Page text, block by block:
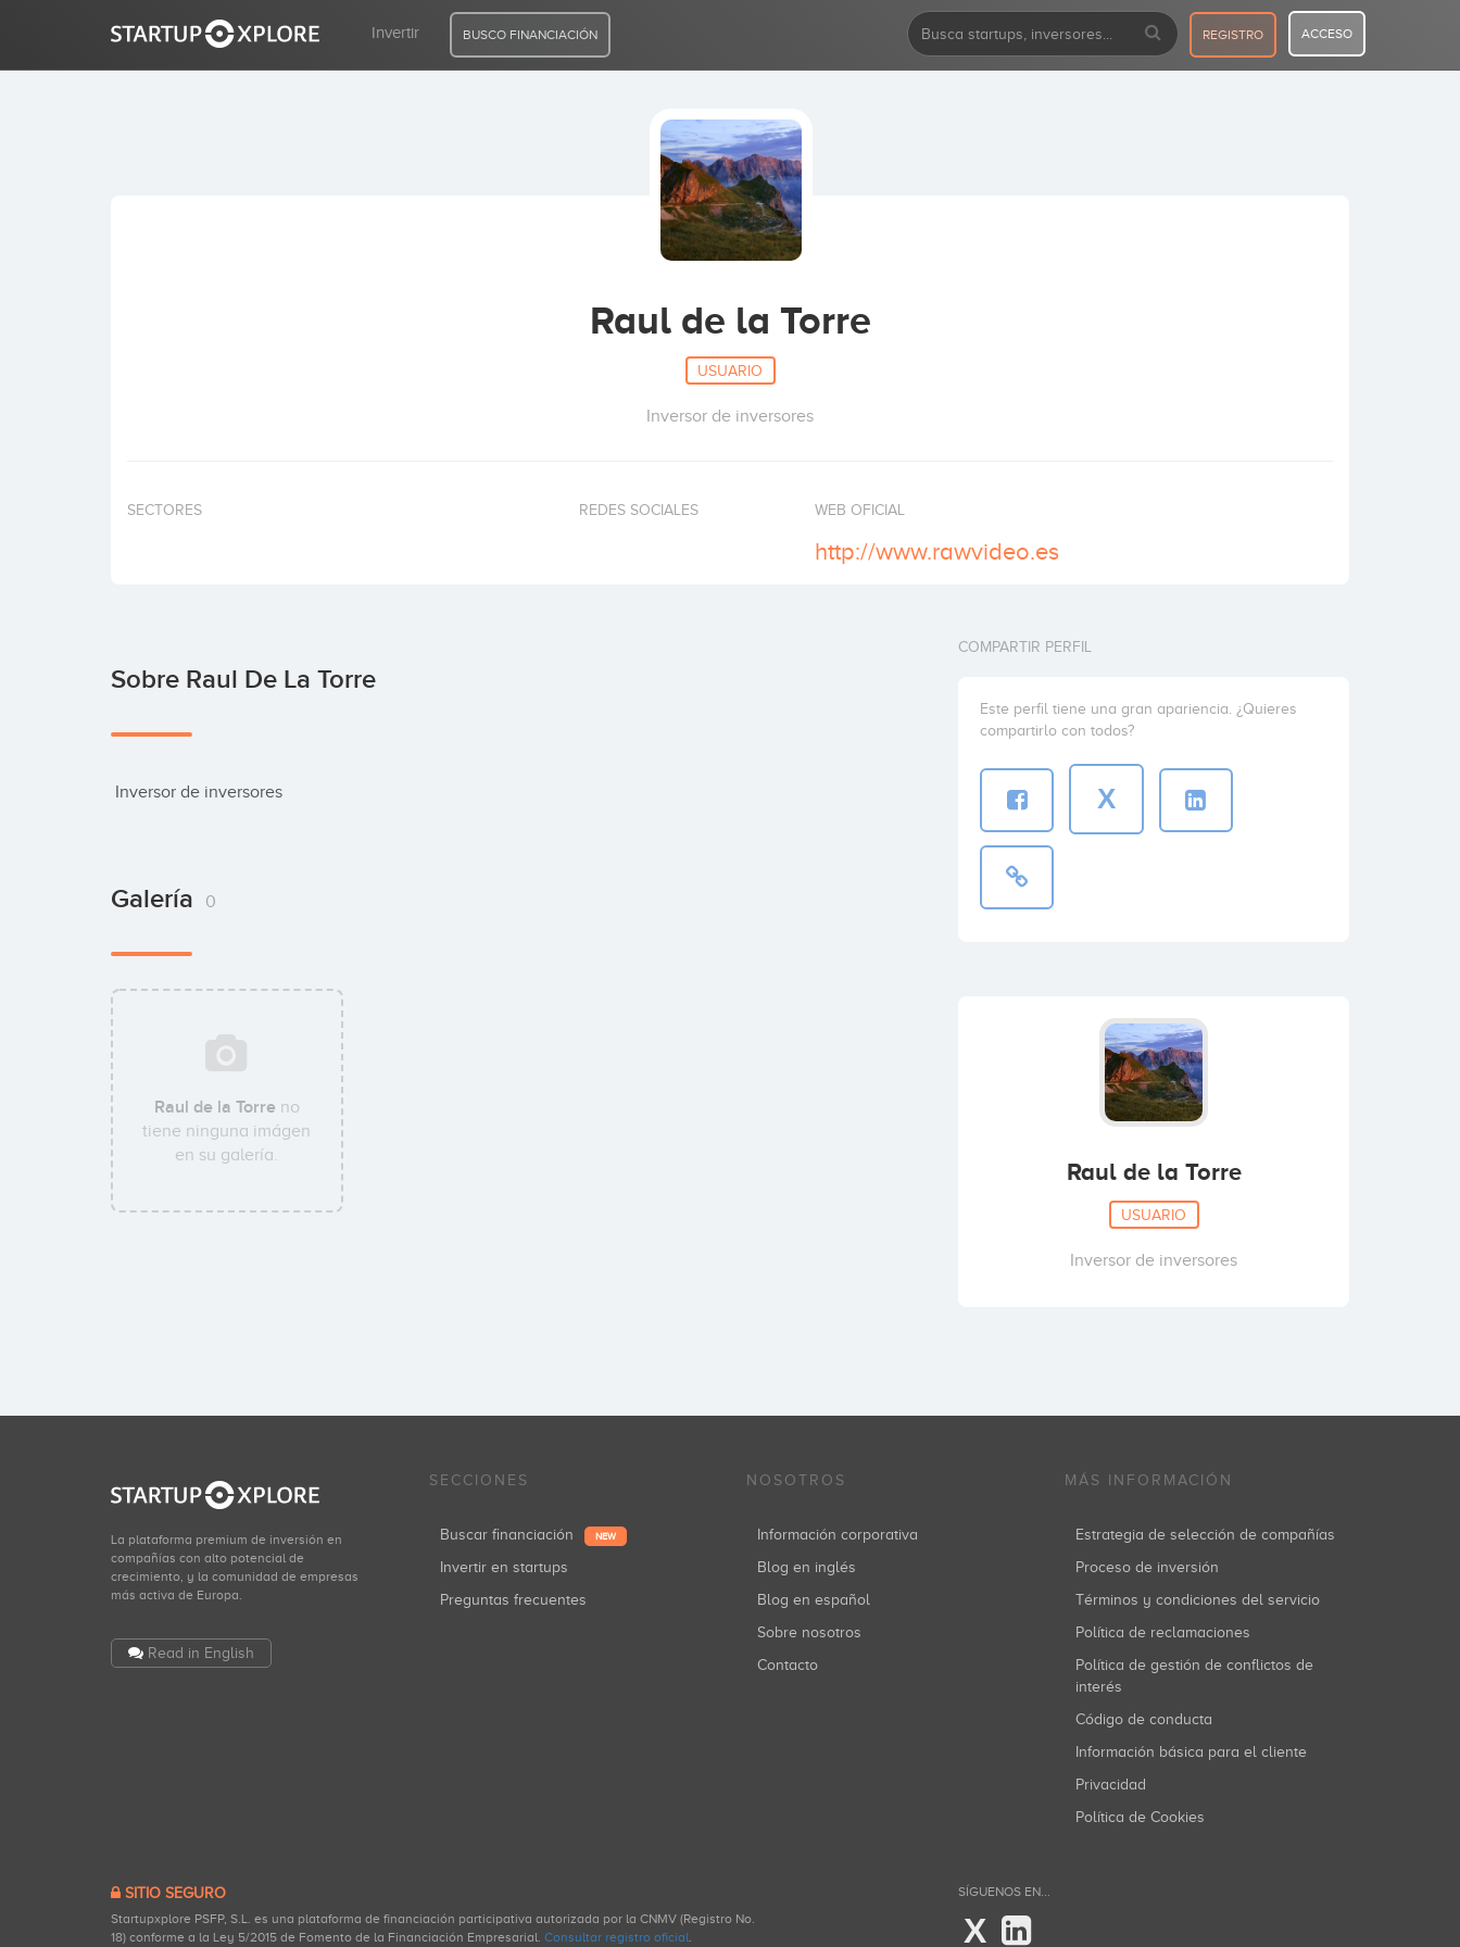
Invertir BUSCO FINANCIACIÓN REGISTRO ACCESO
Raul de la Torre
USUARIO
Inversor de inversores
SECTORES REDES SOCIALES WEB OFICIAL
http://www.rawvideo.es
Sobre Raul De La Torre
Inversor de inversores
Galería 0
Raul de la Torreno
tiene ninguna imágen
en su galería.
COMPARTIR PERFIL
Este perfil tiene una gran apariencia. ¿Quieres
compartirlo con todos?
X
Raul de la Torre
USUARIO
Inversor de inversores
La plataforma premium de inversión en
compañías con alto potencial de
crecimiento, y la comunidad de empresas
más activa de Europa.
Read in English
SECCIONES
Buscar financiación NEW
Invertir en startups
Preguntas frecuentes
NOSOTROS
Información corporativa
Blog en inglés
Blog en español
Sobre nosotros
Contacto
MÁS INFORMACIÓN
Estrategia de selección de compañías
Proceso de inversión
Términos y condiciones del servicio
Política de reclamaciones
Política de gestión de conflictos de
interés
Código de conducta
Información básica para el cliente
Privacidad
Política de Cookies
SITIO SEGURO
Startupxplore PSFP, S.L. es una plataforma de financiación participativa autorizada por la CNMV (Registro No.
18) conforme a la Ley 5/2015 de Fomento de la Financiación Empresarial. Consultar registro oficial.
SÍGUENOS EN...
X